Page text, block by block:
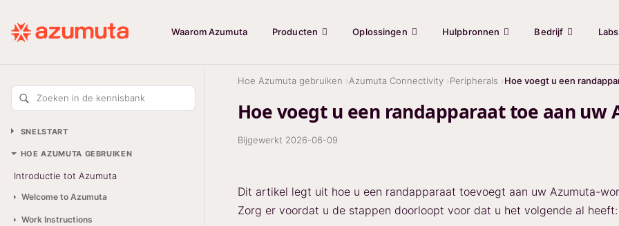
Waarom Azumuta Producten Oplossingen Hulpbronnen Bedrijf Labs
Zoeken in de kennisbank
SNELSTART
HOE AZUMUTA GEBRUIKEN
Introductie tot Azumuta
Welcome to Azumuta
Work Instructions
Hoe Azumuta gebruiken Azumuta Connectivity Peripherals Hoe voegt u een
Hoe voegt u een randapparaat toe aan
Bijgewerkt 2026-06-09
Dit artikel legt uit hoe u een randapparaat toevoegt aan uw Azumuta-
Zorg er voordat u de stappen doorloopt voor dat u het volgende al heeft: